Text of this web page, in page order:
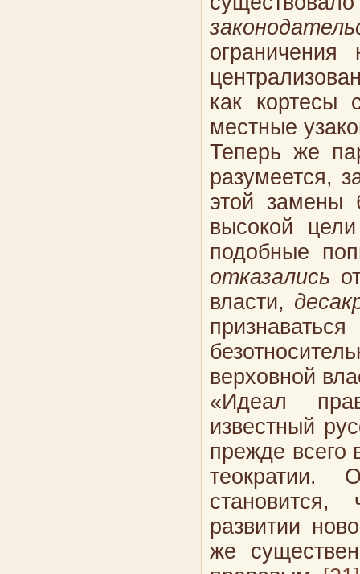
как кортесы
местные
Теперь же
разумеется,
этой замены
высокой
подобные
отказались
власти,
верховной
«Идеал
известный
прежде всего
теократии.
развитии
же